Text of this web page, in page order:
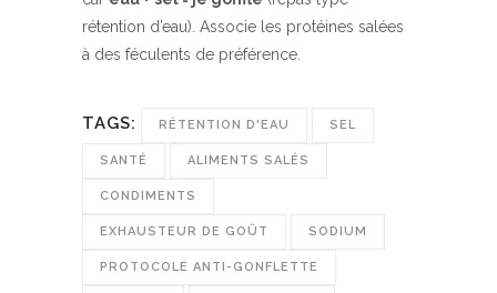
rétention d’eau). Associe les protéines salées
à des féculents de préférence.
TAGS: RÉTENTION D'EAU SEL
SANTÉ ALIMENTS SALÉS
CONDIMENTS
EXHAUSTEUR DE GOÛT SODIUM
PROTOCOLE ANTI-GONFLETTE